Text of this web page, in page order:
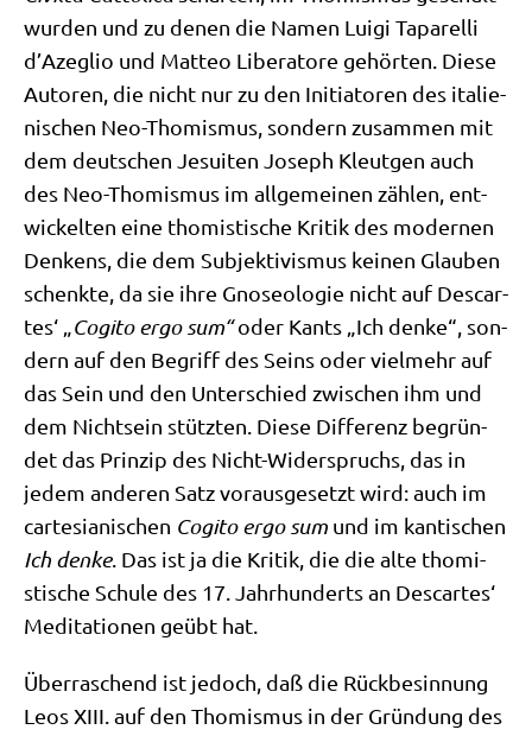
wur­den und zu denen die Namen Lui­gi Tapa­rel­li
d’A­ze­glio und Matteo Libera­to­re gehör­ten. Die­se
Autoren, die nicht nur zu den Initia­to­ren des ita­lie­
ni­schen Neo-Tho­mis­mus, son­dern zusam­men mit
dem deut­schen Jesui­ten Joseph Kleut­gen auch
des Neo-Tho­mis­mus im all­ge­mei­nen zäh­len, ent­
wickel­ten eine tho­mi­sti­sche Kri­tik des moder­nen
Den­kens, die dem Sub­jek­ti­vis­mus kei­nen Glau­ben
schenk­te, da sie ihre Gno­seo­lo­gie nicht auf Des­car­
tes‘ „Cogi­to ergo sum“oder Kants „Ich den­ke“, son­
dern auf den Begriff des Seins oder viel­mehr auf
das Sein und den Unter­schied zwi­schen ihm und
dem Nicht­sein stütz­ten. Die­se Dif­fe­renz begrün­
det das Prin­zip des Nicht-Wider­spruchs, das in
jedem ande­ren Satz vor­aus­ge­setzt wird: auch im
car­te­sia­ni­schen Cogi­to ergo sum und im kan­ti­schen
Ich den­ke. Das ist ja die Kri­tik, die die alte tho­mi­
sti­sche Schu­le des 17. Jahr­hun­derts an Des­car­tes‘
Medi­ta­tio­nen geübt hat.
Über­ra­schend ist jedoch, daß die Rück­be­sin­nung
Leos XIII. auf den Tho­mis­mus in der Grün­dung des